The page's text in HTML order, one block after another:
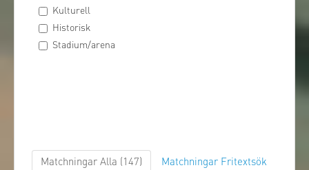
Kulturell
Historisk
Stadium/arena
Matchningar Alla (147) Matchningar Fritextsök